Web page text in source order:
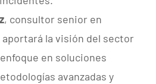
, consultor senior en
la visión del sector
en soluciones
avanzadas y